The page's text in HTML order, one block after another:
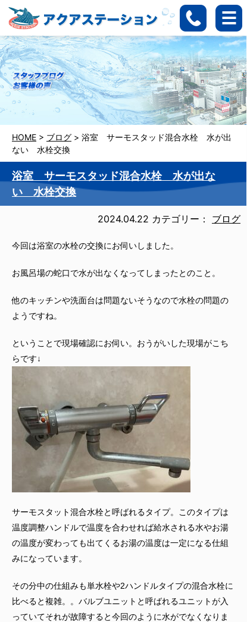
HOME > ブログ > 浴室 サーモスタッド混合水栓 水が出
ない 水栓交換
浴室 サーモスタッド混合水栓 水が出な
い 水栓交換
2024.04.22 カテゴリー： ブログ
今回は浴室の水栓の交換にお伺いしました。
お風呂場の蛇口で水が出なくなってしまったとのこと。
他のキッチンや洗面台は問題ないそうなので水栓の問題の
ようですね。
ということで現場確認にお伺い。おうがいした現場がこち
らです↓
サーモスタット混合水栓と呼ばれるタイプ。このタイプは
温度調整ハンドルで温度を合わせれば給水される水やお湯
の温度が変わっても出てくるお湯の温度は一定になる仕組
みになっています。
その分中の仕組みも単水栓や2ハンドルタイプの混合水栓に
比べると複雑。。バルブユニットと呼ばれるユニットが入
っていてそれが故障すると今回のように水がでなくなりま